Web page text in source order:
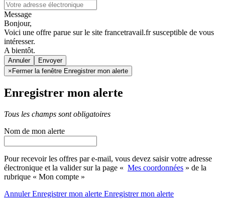
Message
Bonjour,
Voici une offre parue sur le site francetravail.fr susceptible de vous
intéresser.
A bientôt.
Annuler
× Fermer la fenêtre Enregistrer mon alerte
Enregistrer mon alerte
Tous les champs sont obligatoires
Nom de mon alerte
Pour recevoir les offres par e-mail, vous devez saisir votre adresse
électronique et la valider sur la page « Mes coordonnées » de la
rubrique « Mon compte »
AnnulerEnregistrer mon alerte Enregistrermon alerte